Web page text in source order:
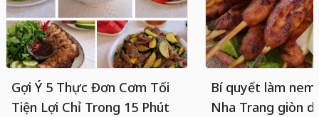
Gợi Ý 5 Thực Đơn Cơm Tối
Tiện Lợi Chỉ Trong 15 Phút
Bí quyết làm
Nha Trang giòn